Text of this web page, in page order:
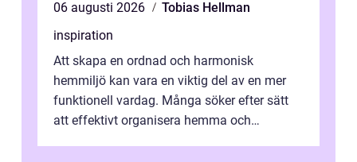
06 augusti 2026
Tobias Hellman
inspiration
Att skapa en ordnad och harmonisk
hemmiljö kan vara en viktig del av en mer
funktionell vardag. Många söker efter sätt
att effektivt organisera hemma och